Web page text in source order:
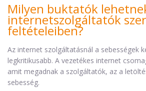
Milyen buktatók
internetszolgáltatók
feltételeiben?
Az internet szolgáltatásnál a sebességek
legkritikusabb. A vezetékes internet
amit megadnak a szolgáltatók, az a
sebesség.